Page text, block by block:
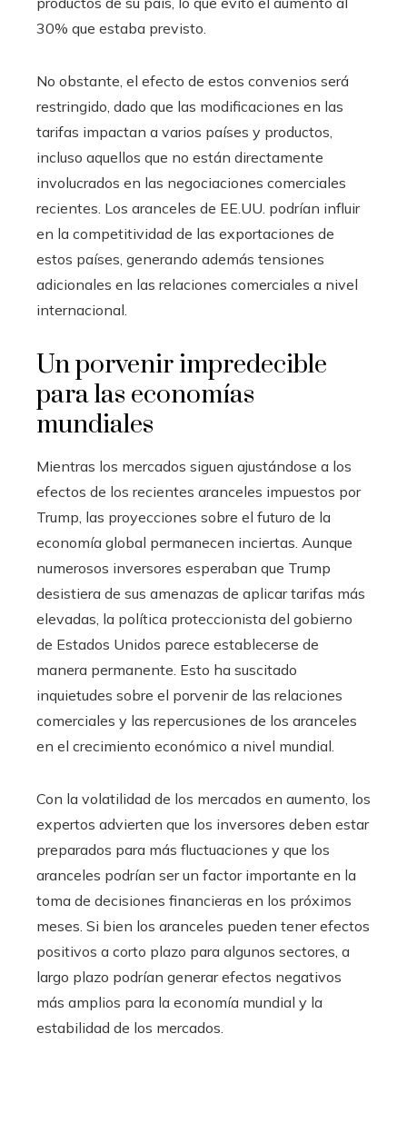
30% que estaba previsto.
No obstante, el efecto de estos convenios será
restringido, dado que las modificaciones en las
tarifas impactan a varios países y productos,
incluso aquellos que no están directamente
involucrados en las negociaciones comerciales
recientes. Los aranceles de EE.UU. podrían influir
en la competitividad de las exportaciones de
estos países, generando además tensiones
adicionales en las relaciones comerciales a nivel
internacional.
Un porvenir impredecible
para las economías
mundiales
Mientras los mercados siguen ajustándose a los
efectos de los recientes aranceles impuestos por
Trump, las proyecciones sobre el futuro de la
economía global permanecen inciertas. Aunque
numerosos inversores esperaban que Trump
desistiera de sus amenazas de aplicar tarifas más
elevadas, la política proteccionista del gobierno
de Estados Unidos parece establecerse de
manera permanente. Esto ha suscitado
inquietudes sobre el porvenir de las relaciones
comerciales y las repercusiones de los aranceles
en el crecimiento económico a nivel mundial.
Con la volatilidad de los mercados en aumento, los
expertos advierten que los inversores deben estar
preparados para más fluctuaciones y que los
aranceles podrían ser un factor importante en la
toma de decisiones financieras en los próximos
meses. Si bien los aranceles pueden tener efectos
positivos a corto plazo para algunos sectores, a
largo plazo podrían generar efectos negativos
más amplios para la economía mundial y la
estabilidad de los mercados.